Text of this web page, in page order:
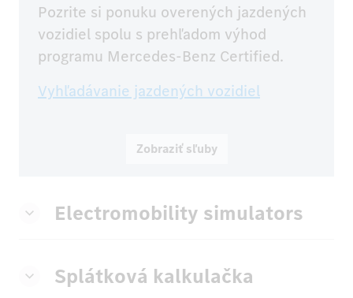
Pozrite si ponuku overených jazdených
vozidiel spolu s prehľadom výhod
programu Mercedes-Benz Certified.
Vyhľadávanie jazdených vozidiel
Zobraziť sľuby
Electromobility simulators
Splátková kalkulačka